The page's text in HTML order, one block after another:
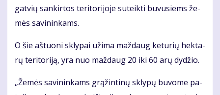
gat­vių san­kir­tos te­ri­to­ri­jo­je su­teik­ti bu­vu­siems že­
mės sa­vi­nin­kams.
O šie aš­tuo­ni skly­pai už­ima maž­daug ke­tu­rių hek­ta­
rų te­ri­to­ri­ją, yra nuo maž­daug 20 iki 60 arų dy­džio.
„Že­mės sa­vi­nin­kams grą­žin­ti­nų skly­pų bu­vo­me pa­